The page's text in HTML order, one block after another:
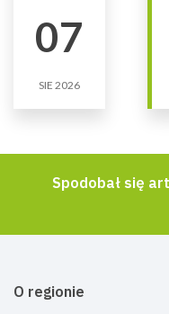
07
SIE 2026
Spodobał się
O regionie